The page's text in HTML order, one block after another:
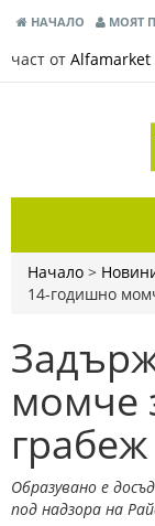
НАЧАЛО МОЯТ
част от Alfamarket
Начало >
14-годишно
момче
Образувано е
под надзора на